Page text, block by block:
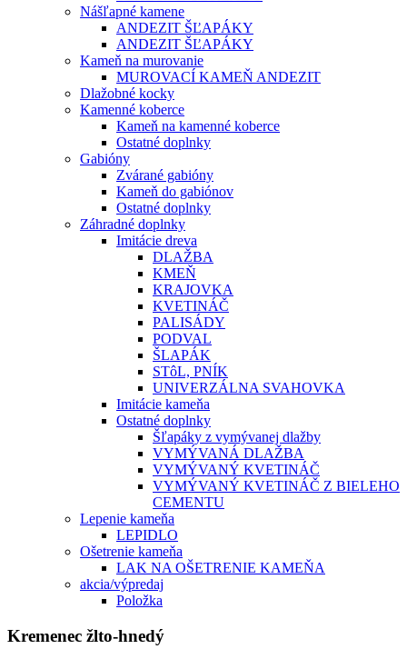
Nášľapné kamene
ANDEZIT ŠĽAPÁKY
ANDEZIT ŠĽAPÁKY
Kameň na murovanie
MUROVACÍ KAMEŇ ANDEZIT
Dlažobné kocky
Kamenné koberce
Kameň na kamenné koberce
Ostatné doplnky
Gabióny
Zvárané gabióny
Kameň do gabiónov
Ostatné doplnky
Záhradné doplnky
Imitácie dreva
DLAŽBA
KMEŇ
KRAJOVKA
KVETINÁČ
PALISÁDY
PODVAL
ŠLAPÁK
STôL, PNÍK
UNIVERZÁLNA SVAHOVKA
Imitácie kameňa
Ostatné doplnky
Šľapáky z vymývanej dlažby
VYMÝVANÁ DLAŽBA
VYMÝVANÝ KVETINÁČ
VYMÝVANÝ KVETINÁČ Z BIELEHO
CEMENTU
Lepenie kameňa
LEPIDLO
Ošetrenie kameňa
LAK NA OŠETRENIE KAMEŇA
akcia/výpredaj
Položka
Kremenec žlto-hnedý